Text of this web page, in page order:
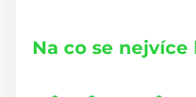
Na co se nejvíce